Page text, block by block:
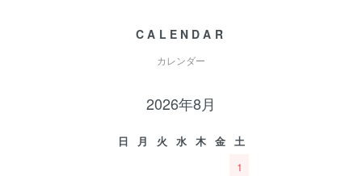
CALENDAR
カレンダー
2026年8月
日 月 火 水 木 金
土
1